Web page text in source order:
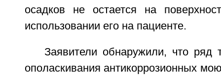
осадков не остается на
использовании его на пациенте.
Заявители обнаружили, что ряд
ополаскивания антикоррозионных